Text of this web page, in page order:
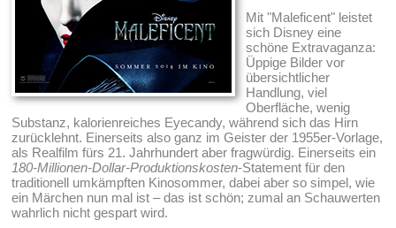
Mit "Maleficent" leistet
sich Disney eine
schöne Extravaganza:
Üppige Bilder vor
übersichtlicher
Handlung, viel
Oberfläche, wenig
Substanz, kalorienreiches Eyecandy, während sich das Hirn
zurücklehnt. Einerseits also ganz im Geister der 1955er-Vorlage,
als Realfilm fürs 21. Jahrhundert aber fragwürdig. Einerseits ein
180-Millionen-Dollar-Produktionskosten-Statement für den
traditionell umkämpften Kinosommer, dabei aber so simpel, wie
ein Märchen nun mal ist – das ist schön; zumal an Schauwerten
wahrlich nicht gespart wird.